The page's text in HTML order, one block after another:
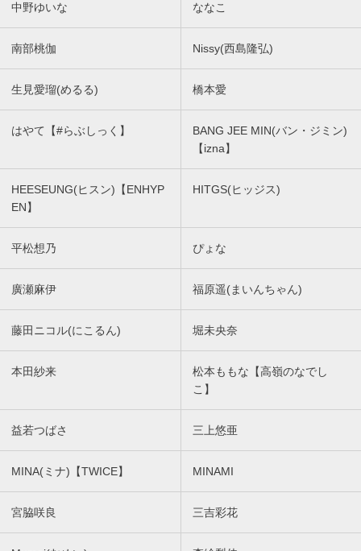
中野ゆいな ななこ
南部桃伽 Nissy(西島隆弘)
生見愛瑠(めるる) 橋本愛
はやて【#らぶしっく】
BANG JEE MIN(バン・ジミン)
【izna】
HEESEUNG(ヒスン)【ENHYP
EN】
HITGS(ヒッジス)
平松想乃 ぴょな
廣瀬麻伊 福原遥(まいんちゃん)
藤田ニコル(にこるん) 堀未央奈
本田紗来
松本ももな【高嶺のなでし
こ】
益若つばさ 三上悠亜
MINA(ミナ)【TWICE】 MINAMI
宮脇咲良 三吉彩花